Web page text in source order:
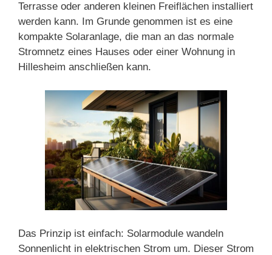
Terrasse oder anderen kleinen Freiflächen installiert
werden kann. Im Grunde genommen ist es eine
kompakte Solaranlage, die man an das normale
Stromnetz eines Hauses oder einer Wohnung in
Hillesheim anschließen kann.
Das Prinzip ist einfach: Solarmodule wandeln
Sonnenlicht in elektrischen Strom um. Dieser Strom